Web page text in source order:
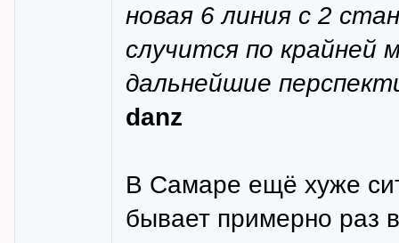
новая 6 линия с 2
случится по крайней
дальнейшие
danz
В Самаре ещё хуже
бывает примерно раз